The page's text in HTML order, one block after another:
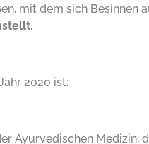
mit dem sich Besinnen
2020 ist:
Ayurvedischen Medizin,